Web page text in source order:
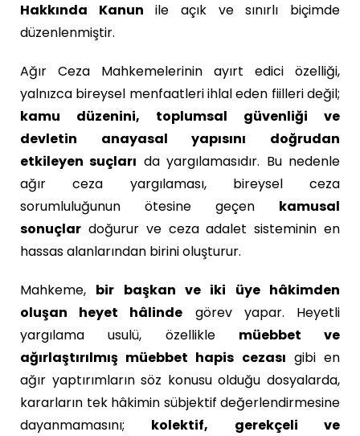
Hakkında Kanun ile açık ve sınırlı biçimde
düzenlenmiştir.
Ağır Ceza Mahkemelerinin ayırt edici özelliği,
yalnızca bireysel menfaatleri ihlal eden fiilleri değil;
kamu düzenini, toplumsal güvenliği ve
devletin anayasal yapısını doğrudan
etkileyen suçları da yargılamasıdır. Bu nedenle
ağır ceza yargılaması, bireysel ceza
sorumluluğunun ötesine geçen kamusal
sonuçlar doğurur ve ceza adalet sisteminin en
hassas alanlarından birini oluşturur.
Mahkeme, bir başkan ve iki üye hâkimden
oluşan heyet hâlinde görev yapar. Heyetli
yargılama usulü, özellikle müebbet ve
ağırlaştırılmış müebbet hapis cezası gibi en
ağır yaptırımların söz konusu olduğu dosyalarda,
kararların tek hâkimin sübjektif değerlendirmesine
dayanmamasını; kolektif, gerekçeli ve